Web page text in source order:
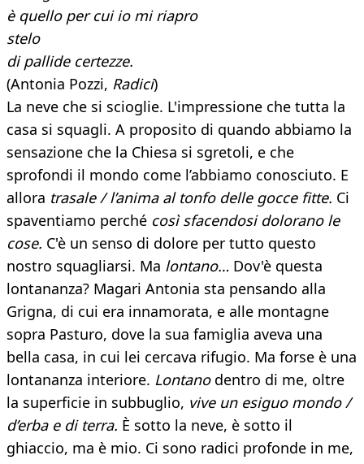
è quello per cui io mi riapro
stelo
di pallide certezze.
(Antonia Pozzi, Radici)
La neve che si scioglie. L'impressione che tutta la
casa si squagli. A proposito di quando abbiamo la
sensazione che la Chiesa si sgretoli, e che
sprofondi il mondo come l’abbiamo conosciuto. E
allora trasale / l’anima al tonfo delle gocce fitte. Ci
spaventiamo perché così sfacendosi dolorano le
cose. C'è un senso di dolore per tutto questo
nostro squagliarsi. Ma lontano… Dov'è questa
lontananza? Magari Antonia sta pensando alla
Grigna, di cui era innamorata, e alle montagne
sopra Pasturo, dove la sua famiglia aveva una
bella casa, in cui lei cercava rifugio. Ma forse è una
lontananza interiore. Lontanodentro di me, oltre
la superficie in subbuglio, vive un esiguo mondo /
d’erba e di terra. È sotto la neve, è sotto il
ghiaccio, ma è mio. Ci sono radici profonde in me,